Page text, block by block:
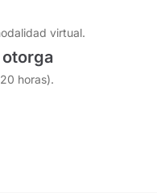
virtual.
horas).